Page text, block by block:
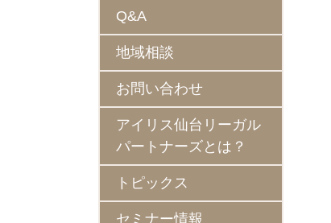
Q&A
地域相談
お問い合わせ
アイリス仙台リーガル
パートナーズとは？
トピックス
セミナー情報